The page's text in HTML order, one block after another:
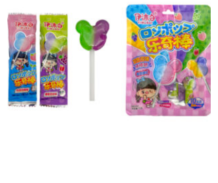
ь
н
а
в
и
г
а
ц
и